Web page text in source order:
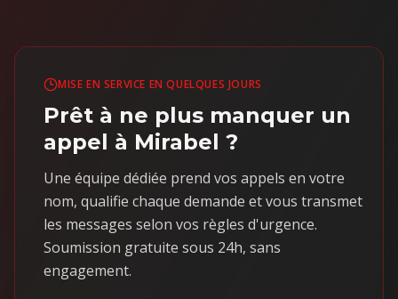
MISE EN SERVICE EN QUELQUES JOURS
Prêt à ne plus manquer un
appel à Mirabel ?
Une équipe dédiée prend vos appels en votre
nom, qualifie chaque demande et vous transmet
les messages selon vos règles d'urgence.
Soumission gratuite sous 24h, sans
engagement.